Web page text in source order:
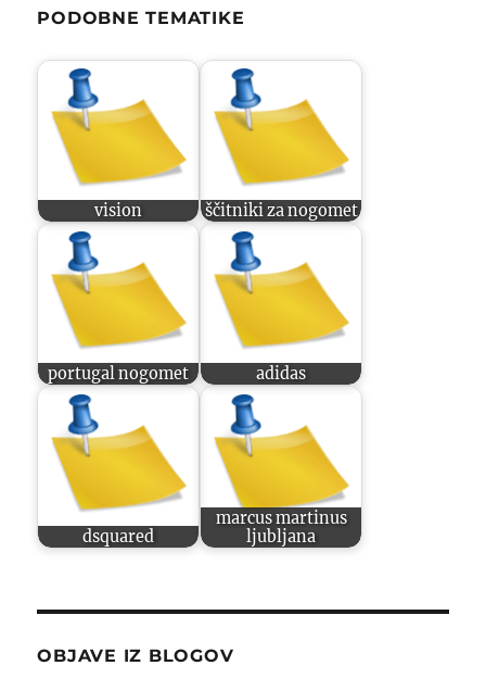
PODOBNE TEMATIKE
vision ščitniki za nogomet
portugal nogomet adidas
dsquared
marcus martinus
ljubljana
OBJAVE IZ BLOGOV